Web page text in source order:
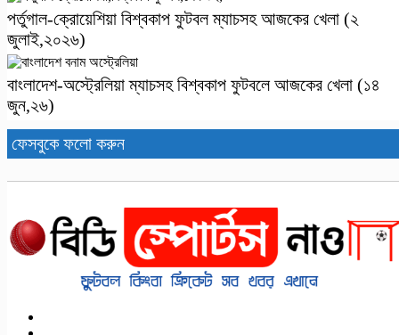
পর্তুগাল-ক্রোয়েশিয়া বিশ্বকাপ ফুটবল ম্যাচসহ আজকের খেলা (২
জুলাই,২০২৬)
বাংলাদেশ-অস্ট্রেলিয়া ম্যাচসহ বিশ্ব‌কাপ ফুটবলে আজকের খেলা (১৪
জুন,২৬)
ফেসবুকে ফলো করুন